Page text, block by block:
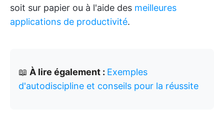
soit sur papier ou à l'aide des meilleures
applications de productivité.
📖 À lire également : Exemples
d'autodiscipline et conseils pour la réussite